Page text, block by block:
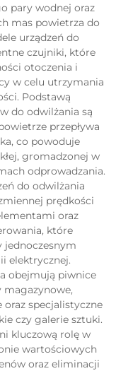
pary wodnej oraz
mas powietrza do
urządzeń do
czujniki, które
otoczenia i
w celu utrzymania
Podstawą
do odwilżania są
przepływa
co powoduje
gromadzonej w
odprowadzania.
do odwilżania
prędkości
oraz
które
jednoczesnym
elektrycznej.
obejmują piwnice
magazynowe,
oraz specjalistyczne
czy galerie sztuki.
kluczową rolę w
wartościowych
oraz eliminacji